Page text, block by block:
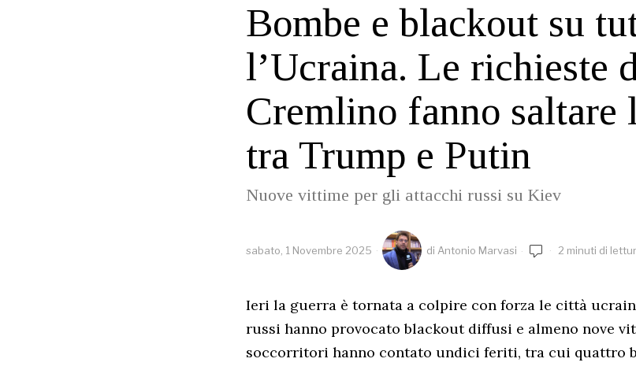
Bombe e blackout su
l’Ucraina. Le richieste
Cremlino fanno saltare
tra Trump e Putin
Nuove vittime per gli attacchi russi su Kiev
sabato, 1 Novembre 2025 di Antonio Marvasi 2 minuti di
Ieri la guerra è tornata a colpire con forza le città
russi hanno provocato blackout diffusi e almeno nove
soccorritori hanno contato undici feriti, tra cui quattro